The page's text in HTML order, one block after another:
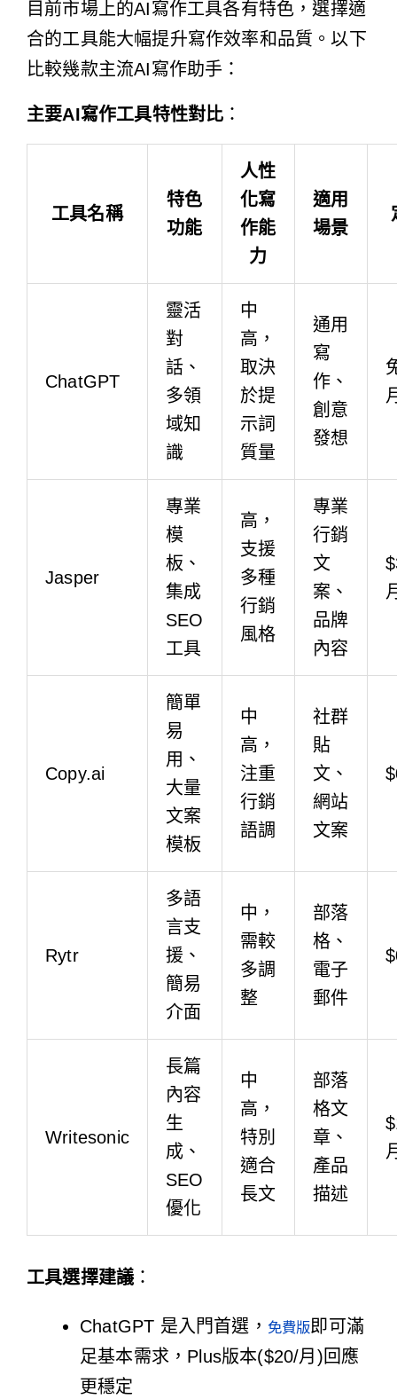
目前市場上的AI寫作工具各有特色，選擇適
合的工具能大幅提升寫作效率和品質。以下
比較幾款主流AI寫作助手：
主要AI寫作工具特性對比 ：
工具名稱
特色
功能
人性
化寫
作能
力
適用
場景
ChatGPT
靈活
對
話、
多領
域知
識
中
高，
取決
於提
示詞
質量
通用
寫
作、
創意
發想
Jasper
專業
模
板、
集成
SEO
工具
高，
支援
多種
行銷
風格
專業
行銷
文
案、
品牌
內容
Copy.ai
簡單
易
用、
大量
文案
模板
中
高，
注重
行銷
語調
社群
貼
文、
網站
文案
Rytr
多語
言支
援、
簡易
介面
中，
需較
多調
整
部落
格、
電子
郵件
Writesonic
長篇
內容
生
成、
SEO
優化
中
高，
特別
適合
長文
部落
格文
章、
產品
描述
工具選擇建議 ：
ChatGPT 是入門首選， 免費版即可滿
足基本需求，Plus版本($20/月)回應
更穩定